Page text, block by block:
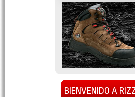
BIENVENIDO A